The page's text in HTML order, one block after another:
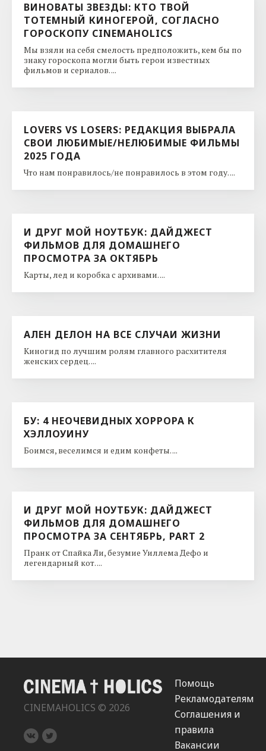
ВИНОВАТЫ ЗВЕЗДЫ: КТО ТВОЙ
ТОТЕМНЫЙ КИНОГЕРОЙ, СОГЛАСНО
ГОРОСКОПУ CINEMAHOLICS
Мы взяли на себя смелость предположить, кем бы по
знаку гороскопа могли быть герои известных
фильмов и сериалов. ...
LOVERS VS LOSERS: РЕДАКЦИЯ ВЫБРАЛА
СВОИ ЛЮБИМЫЕ/НЕЛЮБИМЫЕ ФИЛЬМЫ
2025 ГОДА
Что нам понравилось/не понравилось в этом году. ...
И ДРУГ МОЙ НОУТБУК: ДАЙДЖЕСТ
ФИЛЬМОВ ДЛЯ ДОМАШНЕГО
ПРОСМОТРА ЗА ОКТЯБРЬ
Карты, лед и коробка с архивами. ...
АЛЕН ДЕЛОН НА ВСЕ СЛУЧАИ ЖИЗНИ
Киногид по лучшим ролям главного расхитителя
женских сердец. ...
БУ: 4 НЕОЧЕВИДНЫХ ХОРРОРА К
ХЭЛЛОУИНУ
Боимся, веселимся и едим конфеты. ...
И ДРУГ МОЙ НОУТБУК: ДАЙДЖЕСТ
ФИЛЬМОВ ДЛЯ ДОМАШНЕГО
ПРОСМОТРА ЗА СЕНТЯБРЬ, PART 2
Пранк от Спайка Ли, безумие Уиллема Дефо и
легендарный кот. ...
CINEMAHOLICS © 2026
Помощь
Рекламодателям
Соглашения и
правила
Вакансии